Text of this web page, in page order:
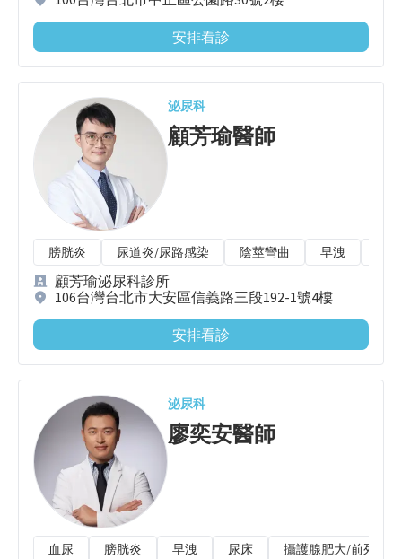
安排看診
泌尿科
顧芳瑜醫師
膀胱炎 尿道炎/尿路感染 陰莖彎曲 早洩
顧芳瑜泌尿科診所
106台灣台北市大安區信義路三段192-1號4樓
安排看診
泌尿科
廖奕安醫師
血尿 膀胱炎 早洩 尿床 攝護腺肥大/前列腺